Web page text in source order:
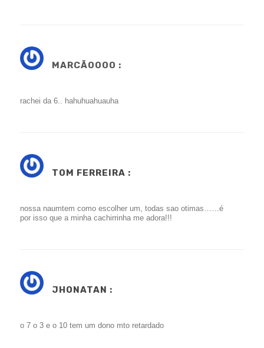
MARCÃOOOO :
rachei da 6.. hahuhuahuauha
TOM FERREIRA :
nossa naumtem como escolher um, todas sao otimas……é
por isso que a minha cachirrinha me adora!!!
JHONATAN :
o 7 o 3 e o 10 tem um dono mto retardado